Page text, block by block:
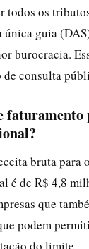
todos os
única guia
burocracia.
consulta
faturamento
bruta para
é de R$ 4,8
que
podem
do limite.